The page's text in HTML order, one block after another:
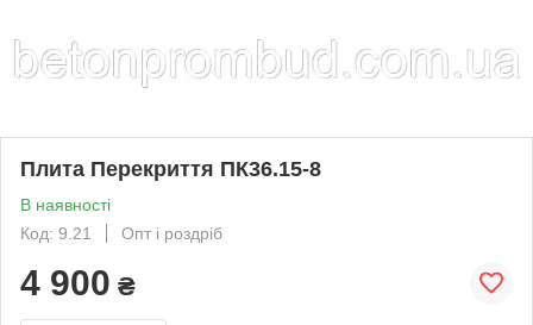
Плита Перекриття ПК36.15-8
В наявності
Код: 9.21
Опт і роздріб
4 900 ₴